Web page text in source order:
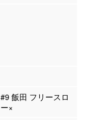
#9 飯田 フリースロ
ー×